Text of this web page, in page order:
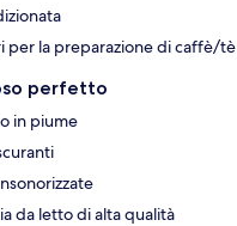
per la preparazione di caffè/tè
perfetto
in piume
da letto di alta qualità